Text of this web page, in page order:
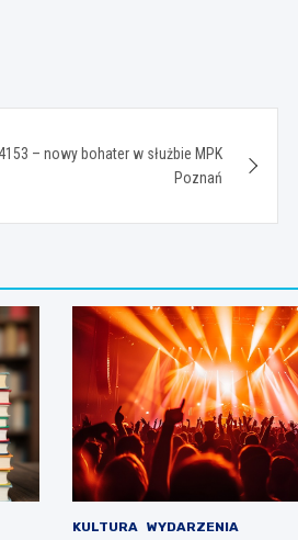
– nowy bohater w służbie MPK
Poznań
KULTURA WYDARZENIA